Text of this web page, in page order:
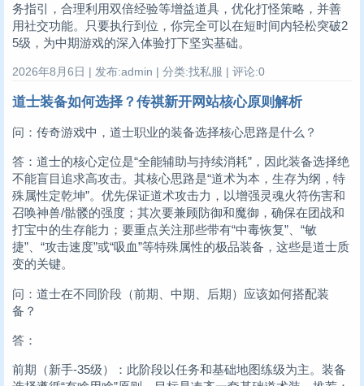
务指引，合理利用双倍经验等增益道具，优化打怪策略，并善
用社交功能。只要执行到位，你完全可以在短时间内轻松突破2
5级，为中期游戏的深入体验打下坚实基础。
2026年8月6日 | 发布:admin | 分类:找私服 | 评论:0
道士装备如何选择？传祺新开网站核心原则解析
问：传奇游戏中，道士职业的装备选择核心思路是什么？
答：道士的核心定位是“全能辅助与持续消耗”，因此装备选择绝
不能盲目追求高攻击。其核心思路是“道术为本，生存为纲，特
殊属性定乾坤”。优先保证道术攻击力，以增强灵魂火符伤害和
召唤神兽/骷髅的强度；其次要兼顾防御和魔御，确保在团战和
打宝中的生存能力；要重点关注那些带有“中毒恢复”、“敏
捷”、“攻击速度”或“吸血”等特殊属性的极品装备，这些是道士质
变的关键。
问：道士在不同阶段（前期、中期、后期）应该如何搭配装
备？
答：
前期（新手-35级）：此阶段以任务和基础地图练级为主。装备